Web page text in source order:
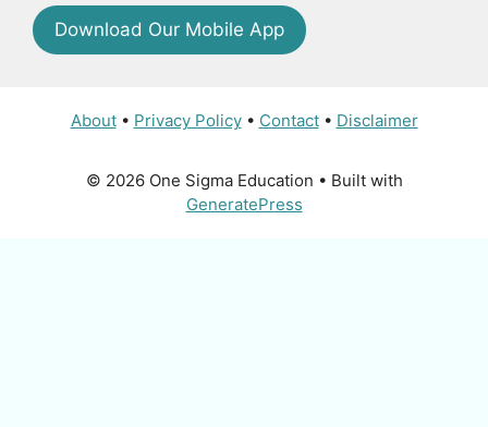
Download Our Mobile App
About• Privacy Policy• Contact• Disclaimer
© 2026 One Sigma Education • Built with
GeneratePress